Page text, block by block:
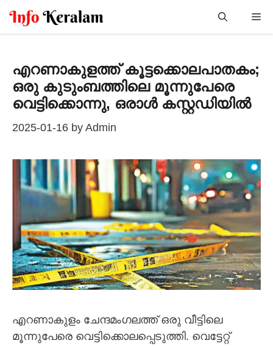
Skip
എറണാകുളത്ത് കൂട്ടക്കൊലപാതകം;
ഒരു കുടുംബത്തിലെ മൂന്നുപേരെ
വെട്ടിക്കൊന്നു, ഒരാള്‍ കസ്റ്റഡിയില്‍
2025-01-16 by Admin
എറണാകുളം ചേന്ദമംഗലത്ത് ഒരു വീട്ടിലെ
മൂന്നുപേരെ വെട്ടിക്കൊലപ്പെടുത്തി. വെട്ടേറ്റ്